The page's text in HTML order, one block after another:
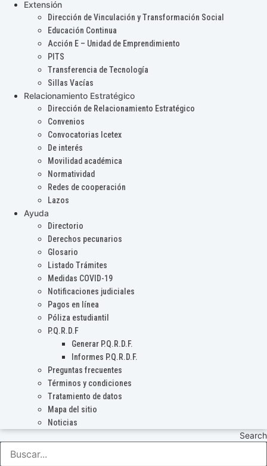
Extensión
Dirección de Vinculación y Transformación Social
Educación Continua
Acción E – Unidad de Emprendimiento
PITS
Transferencia de Tecnología
Sillas Vacías
Relacionamiento Estratégico
Dirección de Relacionamiento Estratégico
Convenios
Convocatorias Icetex
De interés
Movilidad académica
Normatividad
Redes de cooperación
Lazos
Ayuda
Directorio
Derechos pecunarios
Glosario
Listado Trámites
Medidas COVID-19
Notificaciones judiciales
Pagos en línea
Póliza estudiantil
P.Q.R.D.F
Generar P.Q.R.D.F.
Informes P.Q.R.D.F.
Preguntas frecuentes
Términos y condiciones
Tratamiento de datos
Mapa del sitio
Noticias
Search